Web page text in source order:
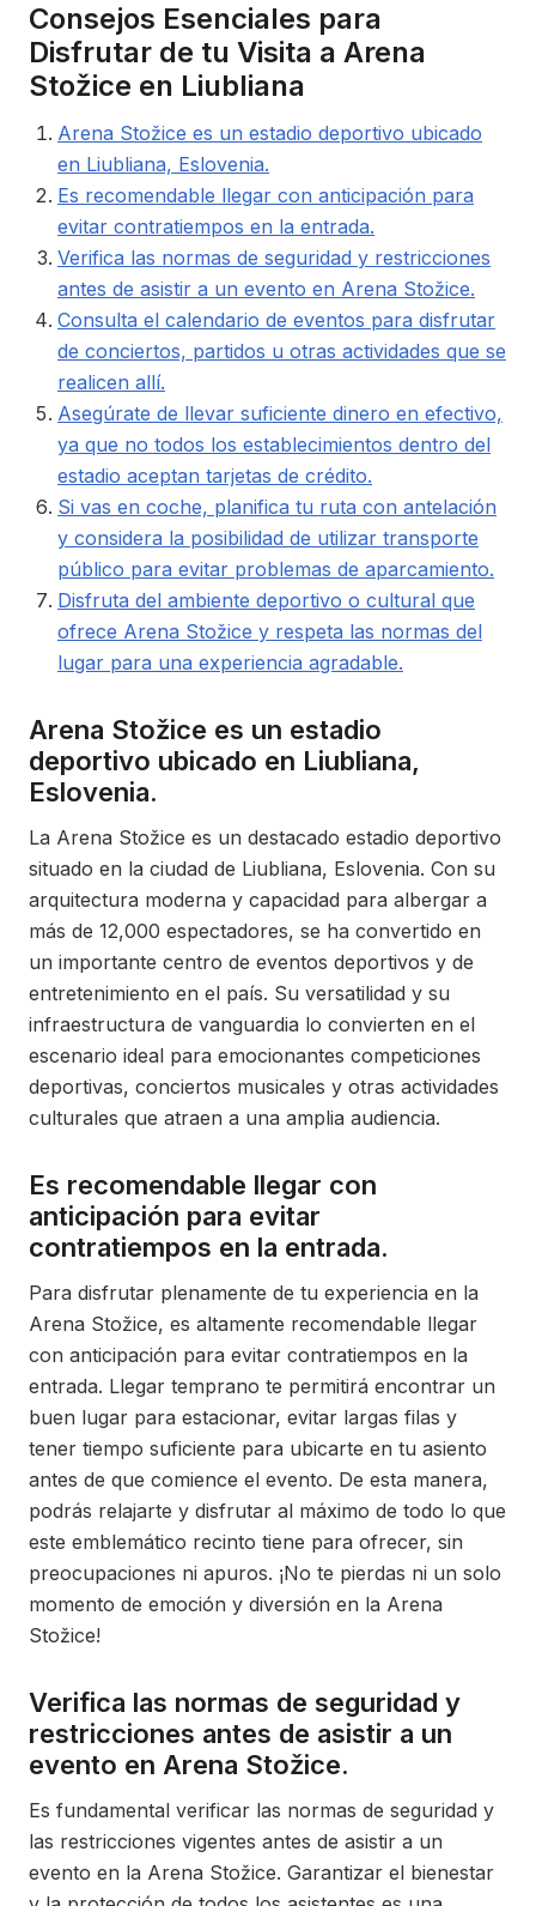
Consejos Esenciales para
Disfrutar de tu Visita a Arena
Stožice en Liubliana
Arena Stožice es un estadio deportivo ubicado
en Liubliana, Eslovenia.
Es recomendable llegar con anticipación para
evitar contratiempos en la entrada.
Verifica las normas de seguridad y restricciones
antes de asistir a un evento en Arena Stožice.
Consulta el calendario de eventos para disfrutar
de conciertos, partidos u otras actividades que se
realicen allí.
Asegúrate de llevar suficiente dinero en efectivo,
ya que no todos los establecimientos dentro del
estadio aceptan tarjetas de crédito.
Si vas en coche, planifica tu ruta con antelación
y considera la posibilidad de utilizar transporte
público para evitar problemas de aparcamiento.
Disfruta del ambiente deportivo o cultural que
ofrece Arena Stožice y respeta las normas del
lugar para una experiencia agradable.
Arena Stožice es un estadio
deportivo ubicado en Liubliana,
Eslovenia.
La Arena Stožice es un destacado estadio deportivo
situado en la ciudad de Liubliana, Eslovenia. Con su
arquitectura moderna y capacidad para albergar a
más de 12,000 espectadores, se ha convertido en
un importante centro de eventos deportivos y de
entretenimiento en el país. Su versatilidad y su
infraestructura de vanguardia lo convierten en el
escenario ideal para emocionantes competiciones
deportivas, conciertos musicales y otras actividades
culturales que atraen a una amplia audiencia.
Es recomendable llegar con
anticipación para evitar
contratiempos en la entrada.
Para disfrutar plenamente de tu experiencia en la
Arena Stožice, es altamente recomendable llegar
con anticipación para evitar contratiempos en la
entrada. Llegar temprano te permitirá encontrar un
buen lugar para estacionar, evitar largas filas y
tener tiempo suficiente para ubicarte en tu asiento
antes de que comience el evento. De esta manera,
podrás relajarte y disfrutar al máximo de todo lo que
este emblemático recinto tiene para ofrecer, sin
preocupaciones ni apuros. ¡No te pierdas ni un solo
momento de emoción y diversión en la Arena
Stožice!
Verifica las normas de seguridad y
restricciones antes de asistir a un
evento en Arena Stožice.
Es fundamental verificar las normas de seguridad y
las restricciones vigentes antes de asistir a un
evento en la Arena Stožice. Garantizar el bienestar